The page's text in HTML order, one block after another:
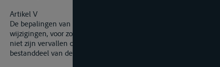
Artikel V
De bepalingen van de
wijzigingen, voor zover deze tegenwoordig van kracht zijn en
niet zijn vervallen of gewijzigd door deze Overeenkomst, zijn
bestanddeel van deze Overeenkomst.